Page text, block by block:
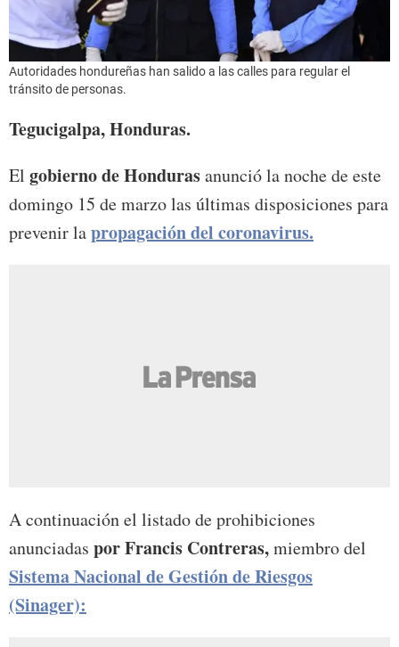
Autoridades hondureñas han salido a las calles para regular el
tránsito de personas.
Tegucigalpa, Honduras.
El gobierno de Hondurasanunció la noche de este
domingo 15 de marzo las últimas disposiciones para
prevenir lapropagación del coronavirus.
A continuación el listado de prohibiciones
anunciadas por Francis Contreras,miembro del
Sistema Nacional de Gestión de Riesgos
(Sinager):